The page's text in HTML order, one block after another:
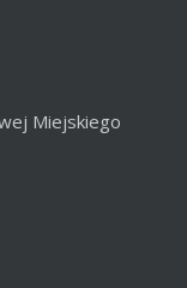
Miejskiego